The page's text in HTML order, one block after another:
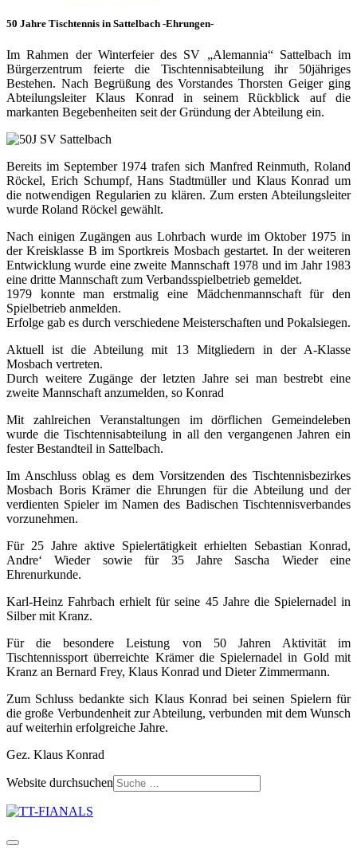
50 Jahre Tischtennis in Sattelbach -Ehrungen-
Im Rahmen der Winterfeier des SV „Alemannia“ Sattelbach im
Bürgerzentrum feierte die Tischtennisabteilung ihr 50jähriges
Bestehen. Nach Begrüßung des Vorstandes Thorsten Geiger ging
Abteilungsleiter Klaus Konrad in seinem Rückblick auf die
markanten Begebenheiten seit der Gründung der Abteilung ein.
Bereits im September 1974 trafen sich Manfred Reinmuth, Roland
Röckel, Erich Schumpf, Hans Stadtmüller und Klaus Konrad um
die notwendigen Regularien zu klären. Zum ersten Abteilungsleiter
wurde Roland Röckel gewählt.
Nach einigen Zugängen aus Lohrbach wurde im Oktober 1975 in
der Kreisklasse B im Sportkreis Mosbach gestartet. In der weiteren
Entwicklung wurde eine zweite Mannschaft 1978 und im Jahr 1983
eine dritte Mannschaft zum Verbandsspielbetrieb gemeldet.
1979 konnte man erstmalig eine Mädchenmannschaft für den
Spielbetrieb anmelden.
Erfolge gab es durch verschiedene Meisterschaften und Pokalsiegen.
Aktuell ist die Abteilung mit 13 Mitgliedern in der A-Klasse
Mosbach vertreten.
Durch weitere Zugänge der letzten Jahre sei man bestrebt eine
zweite Mannschaft anzumelden, so Konrad
Mit zahlreichen Veranstaltungen im dörflichen Gemeindeleben
wurde die Tischtennisabteilung in all den vergangenen Jahren ein
fester Bestandteil in Sattelbach.
Im Anschluss oblag es dem Vorsitzenden des Tischtennisbezirkes
Mosbach Boris Krämer die Ehrungen für die Abteilung und der
verdienten Spieler im Namen des Badischen Tischtennisverbandes
vorzunehmen.
Für 25 Jahre aktive Spielertätigkeit erhielten Sebastian Konrad,
Andre‘ Wieder sowie für 35 Jahre Sascha Wieder eine
Ehrenurkunde.
Karl-Heinz Fahrbach erhielt für seine 45 Jahre die Spielernadel in
Silber mit Kranz.
Für die besondere Leistung von 50 Jahren Aktivität im
Tischtennissport überreichte Krämer die Spielernadel in Gold mit
Kranz an Bernard Frey, Klaus Konrad und Dieter Zimmermann.
Zum Schluss bedankte sich Klaus Konrad bei seinen Spielern für
die große Verbundenheit zur Abteilung, verbunden mit dem Wunsch
auf weiterhin erfolgreiche Jahre.
Gez. Klaus Konrad
Website durchsuchen